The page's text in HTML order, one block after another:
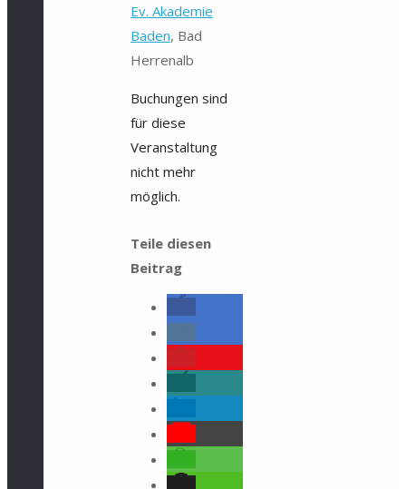
Ev. Akademie
Baden, Bad
Herrenalb
Buchungen sind
für diese
Veranstaltung
nicht mehr
möglich.
Teile diesen
Beitrag